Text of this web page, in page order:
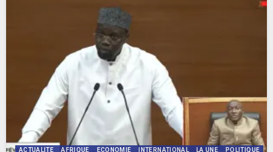
ACTUALITE AFRIQUE ECONOMIE INTERNATIONAL LA UNE
POLITIQUE